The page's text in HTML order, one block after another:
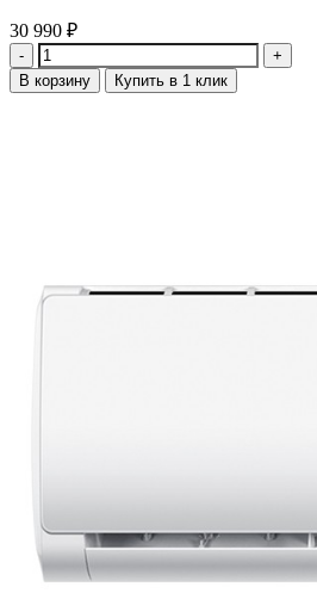
30 990 ₽
Количество
В корзину Купить в 1 клик